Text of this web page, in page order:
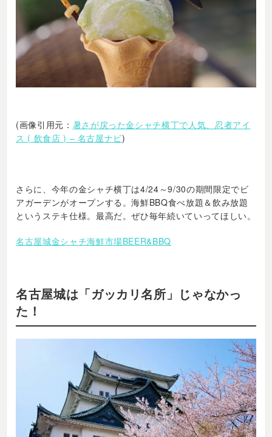
(画像引用元： 暑さが戻った金シャチ横丁で人気、忍者アイ
ス ( 飲食店 ) – 名古屋ナビ)
さらに、今年の金シャチ横丁は4/24～9/30の期間限定でビ
アガーデンがオープンする。海鮮BBQ食べ放題＆飲み放題
というステキ仕様。最高だ。ぜひ毎年続いていってほしい。
名古屋城金シャチ海鮮市場BEER&BBQ
名古屋城は「ガッカリ名所」じゃなかっ
た！